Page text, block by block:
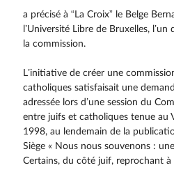
a précisé à “La Croix” le Belge
l’Université Libre de Bruxelles,
la commission.
L’initiative de créer une
catholiques satisfaisait une
adressée lors d’une session du
entre juifs et catholiques tenue au
1998, au lendemain de la
Siège « Nous nous souvenons :
Certains, du côté juif, reprochant